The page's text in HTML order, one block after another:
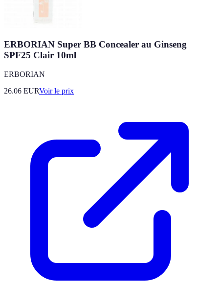
ERBORIAN Super BB Concealer au Ginseng
SPF25 Clair 10ml
ERBORIAN
26.06 EURVoir le prix